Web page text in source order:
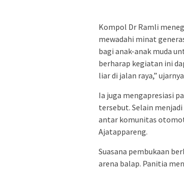
Kompol Dr Ramli
mewadahi minat
bagi anak-anak muda
berharap kegiatan ini
liar di jalan raya,”
Ia juga mengapresiasi
tersebut. Selain
antar komunitas
Ajatappareng.
Suasana pembukaan
arena balap. Panitia